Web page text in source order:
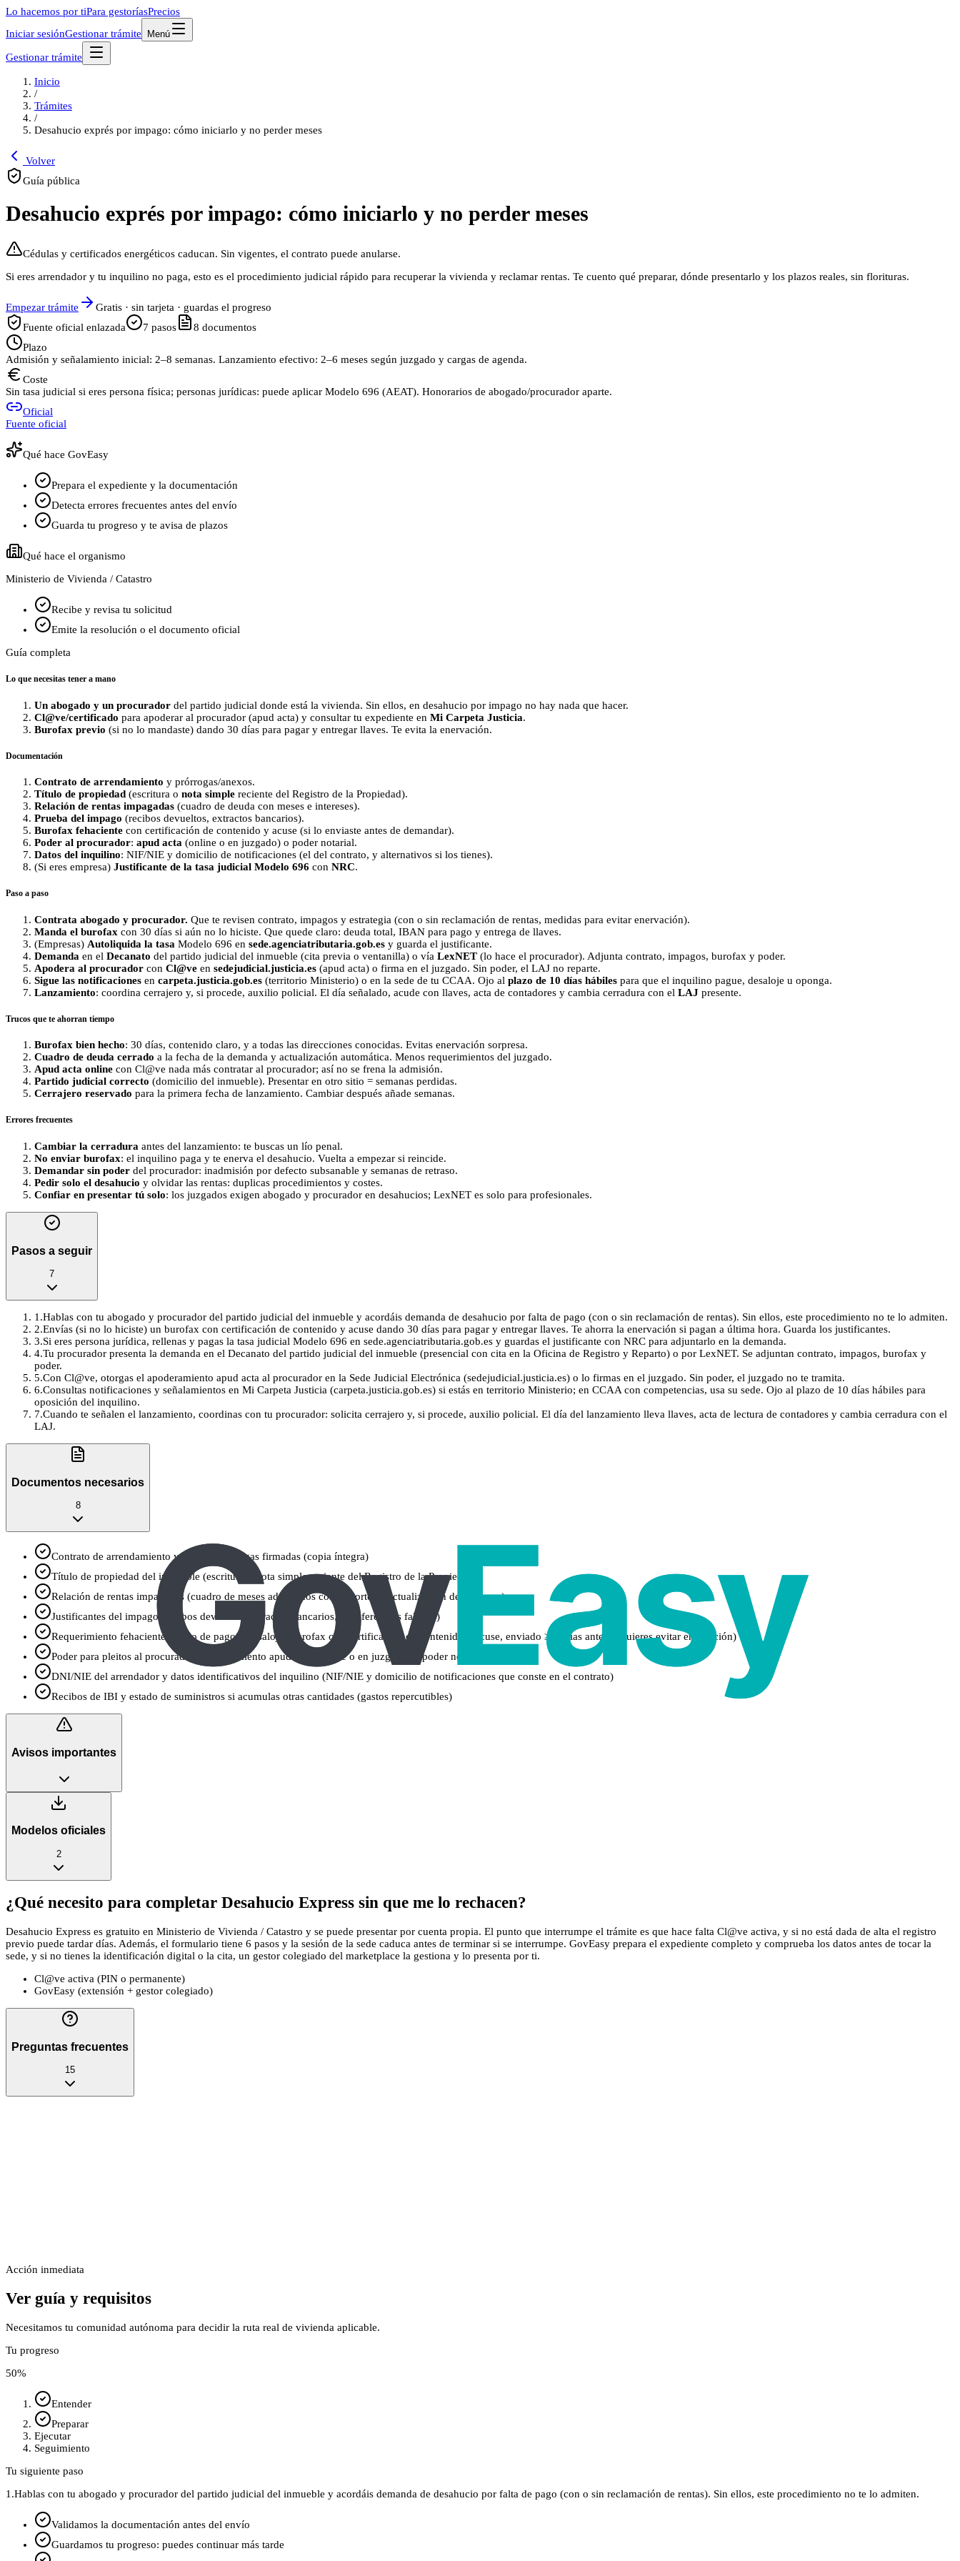
Lo hacemos por tiPara gestoríasPrecios
Iniciar sesiónGestionar trámite Menú
Gestionar trámite
Inicio
/
Trámites
/
Desahucio exprés por impago: cómo iniciarlo y no perder meses
Volver
Guía pública
Desahucio exprés por impago: cómo iniciarlo y no perder meses
Cédulas y certificados energéticos caducan. Sin vigentes, el contrato puede anularse.
Si eres arrendador y tu inquilino no paga, esto es el procedimiento judicial rápido para recuperar la vivienda y reclamar rentas. Te cuento qué preparar, dónde presentarlo y los plazos reales, sin florituras.
Empezar trámite
Gratis · sin tarjeta · guardas el progreso
Fuente oficial enlazada
7 pasos 8 documentos
Plazo
Admisión y señalamiento inicial: 2–8 semanas. Lanzamiento efectivo: 2–6 meses según juzgado y cargas de agenda.
Coste
Sin tasa judicial si eres persona física; personas jurídicas: puede aplicar Modelo 696 (AEAT). Honorarios de abogado/procurador aparte.
Oficial
Fuente oficial
Qué hace GovEasy
Prepara el expediente y la documentación
Detecta errores frecuentes antes del envío
Guarda tu progreso y te avisa de plazos
Qué hace el organismo
Ministerio de Vivienda / Catastro
Recibe y revisa tu solicitud
Emite la resolución o el documento oficial
Guía completa
Lo que necesitas tener a mano
Un abogado y un procurador del partido judicial donde está la vivienda. Sin ellos, en desahucio por impago no hay nada que hacer.
Cl@ve/certificado para apoderar al procurador (apud acta) y consultar tu expediente en Mi Carpeta Justicia.
Burofax previo (si no lo mandaste) dando 30 días para pagar y entregar llaves. Te evita la enervación.
Documentación
Contrato de arrendamiento y prórrogas/anexos.
Título de propiedad (escritura o nota simple reciente del Registro de la Propiedad).
Relación de rentas impagadas (cuadro de deuda con meses e intereses).
Prueba del impago (recibos devueltos, extractos bancarios).
Burofax fehaciente con certificación de contenido y acuse (si lo enviaste antes de demandar).
Poder al procurador: apud acta (online o en juzgado) o poder notarial.
Datos del inquilino: NIF/NIE y domicilio de notificaciones (el del contrato, y alternativos si los tienes).
(Si eres empresa) Justificante de la tasa judicial Modelo 696 con NRC.
Paso a paso
Contrata abogado y procurador. Que te revisen contrato, impagos y estrategia (con o sin reclamación de rentas, medidas para evitar enervación).
Manda el burofax con 30 días si aún no lo hiciste. Que quede claro: deuda total, IBAN para pago y entrega de llaves.
(Empresas) Autoliquida la tasa Modelo 696 en sede.agenciatributaria.gob.es y guarda el justificante.
Demanda en el Decanato del partido judicial del inmueble (cita previa o ventanilla) o vía LexNET (lo hace el procurador). Adjunta contrato, impagos, burofax y poder.
Apodera al procurador con Cl@ve en sedejudicial.justicia.es (apud acta) o firma en el juzgado. Sin poder, el LAJ no reparte.
Sigue las notificaciones en carpeta.justicia.gob.es (territorio Ministerio) o en la sede de tu CCAA. Ojo al plazo de 10 días hábiles para que el inquilino pague, desaloje u oponga.
Lanzamiento: coordina cerrajero y, si procede, auxilio policial. El día señalado, acude con llaves, acta de contadores y cambia cerradura con el LAJ presente.
Trucos que te ahorran tiempo
Burofax bien hecho: 30 días, contenido claro, y a todas las direcciones conocidas. Evitas enervación sorpresa.
Cuadro de deuda cerrado a la fecha de la demanda y actualización automática. Menos requerimientos del juzgado.
Apud acta online con Cl@ve nada más contratar al procurador; así no se frena la admisión.
Partido judicial correcto (domicilio del inmueble). Presentar en otro sitio = semanas perdidas.
Cerrajero reservado para la primera fecha de lanzamiento. Cambiar después añade semanas.
Errores frecuentes
Cambiar la cerradura antes del lanzamiento: te buscas un lío penal.
No enviar burofax: el inquilino paga y te enerva el desahucio. Vuelta a empezar si reincide.
Demandar sin poder del procurador: inadmisión por defecto subsanable y semanas de retraso.
Pedir solo el desahucio y olvidar las rentas: duplicas procedimientos y costes.
Confiar en presentar tú solo: los juzgados exigen abogado y procurador en desahucios; LexNET es solo para profesionales.
Pasos a seguir
7
1 .Hablas con tu abogado y procurador del partido judicial del inmueble y acordáis demanda de desahucio por falta de pago (con o sin reclamación de rentas). Sin ellos, este procedimiento no te lo admiten.
2.Envías (si no lo hiciste) un burofax con certificación de contenido y acuse dando 30 días para pagar y entregar llaves. Te ahorra la enervación si pagan a última hora. Guarda los justificantes.
3.Si eres persona jurídica, rellenas y pagas la tasa judicial Modelo 696 en sede.agenciatributaria.gob.es y guardas el justificante con NRC para adjuntarlo en la demanda.
4.Tu procurador presenta la demanda en el Decanato del partido judicial del inmueble (presencial con cita en la Oficina de Registro y Reparto) o por LexNET. Se adjuntan contrato, impagos, burofax y
poder.
5.Con Cl@ve, otorgas el apoderamiento apud acta al procurador en la Sede Judicial Electrónica (sedejudicial.justicia.es) o lo firmas en el juzgado. Sin poder, el juzgado no te tramita.
6.Consultas notificaciones y señalamientos en Mi Carpeta Justicia (carpeta.justicia.gob.es) si estás en territorio Ministerio; en CCAA con competencias, usa su sede. Ojo al plazo de 10 días hábiles para
oposición del inquilino.
7.Cuando te señalen el lanzamiento, coordinas con tu procurador: solicita cerrajero y, si procede, auxilio policial. El día del lanzamiento lleva llaves, acta de lectura de contadores y cambia cerradura con el
LAJ.
Documentos necesarios
8
Contrato de arrendamiento y anexos/prórrogas firmadas (copia íntegra)
Título de propiedad del inmueble (escritura o nota simple reciente del Registro de la Propiedad)
Relación de rentas impagadas (cuadro de meses adeudados con importes y actualización de intereses)
Justificantes del impago (recibos devueltos, extractos bancarios, transferencias fallidas)
Requerimiento fehaciente previo de pago y desalojo (burofax con certificación de contenido y acuse, enviado ≥30 días antes si quieres evitar enervación)
Poder para pleitos al procurador: apoderamiento apud acta (online o en juzgado) o poder notarial
DNI/NIE del arrendador y datos identificativos del inquilino (NIF/NIE y domicilio de notificaciones que conste en el contrato)
Recibos de IBI y estado de suministros si acumulas otras cantidades (gastos repercutibles)
Avisos importantes
Modelos oficiales
2
¿Qué necesito para completar Desahucio Express sin que me lo rechacen?
Desahucio Express es gratuito en Ministerio de Vivienda / Catastro y se puede presentar por cuenta propia. El punto que interrumpe el trámite es que hace falta Cl@ve activa, y si no está dada de alta el registro
previo puede tardar días. Además, el formulario tiene 6 pasos y la sesión de la sede caduca antes de terminar si se interrumpe. GovEasy prepara el expediente completo y comprueba los datos antes de tocar la
sede, y si no tienes la identificación digital o la cita, un gestor colegiado del marketplace la gestiona y lo presenta por ti.
Cl@ve activa (PIN o permanente)
GovEasy (extensión + gestor colegiado)
Preguntas frecuentes
15
Acción inmediata
Ver guía y requisitos
Necesitamos tu comunidad autónoma para decidir la ruta real de vivienda aplicable.
Tu progreso
50%
Entender
Preparar
Ejecutar
Seguimiento
Tu siguiente paso
1.Hablas con tu abogado y procurador del partido judicial del inmueble y acordáis demanda de desahucio por falta de pago (con o sin reclamación de rentas). Sin ellos, este procedimiento no te lo admiten.
Validamos la documentación antes del envío
Guardamos tu progreso: puedes continuar más tarde